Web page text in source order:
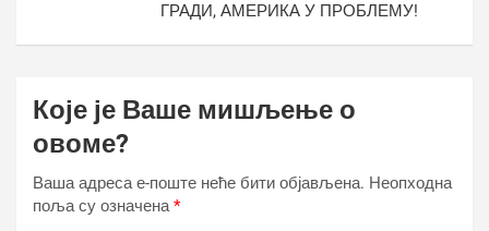
ГРАДИ, АМЕРИКА У ПРОБЛЕМУ!
Које је Ваше мишљење о
овоме?
Ваша адреса е-поште неће бити објављена. Неопходна
поља су означена*